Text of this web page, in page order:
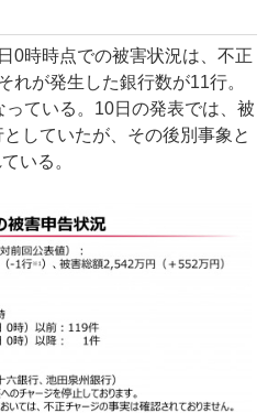
0時時点での被害状況は、不正
れが発生した銀行数が11行。
ている。10日の発表では、被
していたが、その後別事象と
いる。